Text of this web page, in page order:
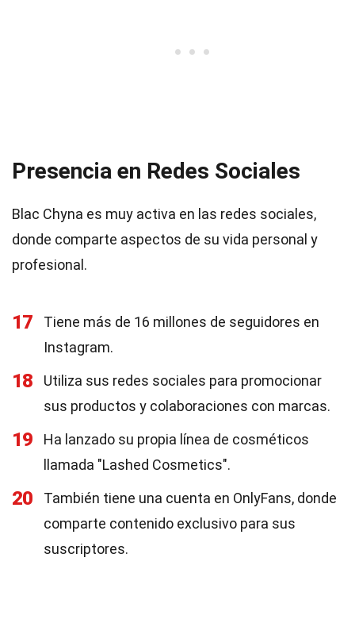
Presencia en Redes Sociales
Blac Chyna es muy activa en las redes sociales,
donde comparte aspectos de su vida personal y
profesional.
17
Tiene más de 16 millones de seguidores en
Instagram.
18
Utiliza sus redes sociales para promocionar
sus productos y colaboraciones con marcas.
19
Ha lanzado su propia línea de cosméticos
llamada "Lashed Cosmetics".
20
También tiene una cuenta en OnlyFans, donde
comparte contenido exclusivo para sus
suscriptores.